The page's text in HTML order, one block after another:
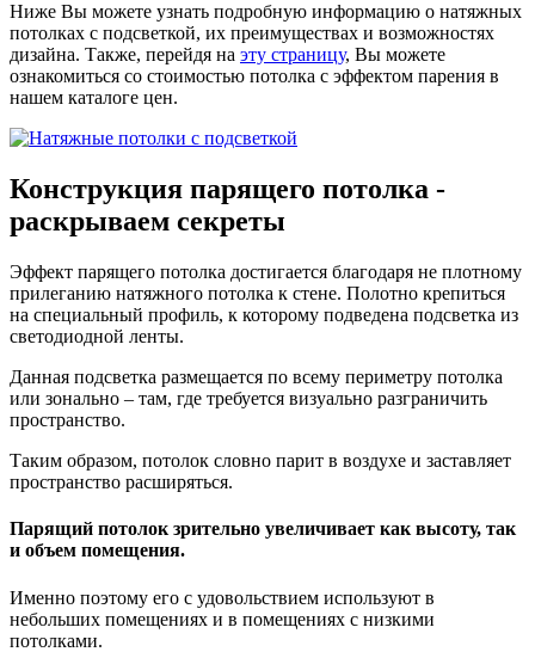
Ниже Вы можете узнать подробную информацию о натяжных
потолках с подсветкой, их преимуществах и возможностях
дизайна. Также, перейдя на эту страницу, Вы можете
ознакомиться со стоимостью потолка с эффектом парения в
нашем каталоге цен.
Конструкция парящего потолка -
раскрываем секреты
Эффект парящего потолка достигается благодаря не плотному
прилеганию натяжного потолка к стене. Полотно крепиться
на специальный профиль, к которому подведена подсветка из
светодиодной ленты.
Данная подсветка размещается по всему периметру потолка
или зонально – там, где требуется визуально разграничить
пространство.
Таким образом, потолок словно парит в воздухе и заставляет
пространство расширяться.
Парящий потолок зрительно увеличивает как высоту, так
и объем помещения.
Именно поэтому его с удовольствием используют в
небольших помещениях и в помещениях с низкими
потолками.